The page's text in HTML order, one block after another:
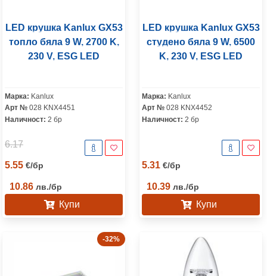
LED крушка Kanlux GX53
топло бяла 9 W, 2700 K,
230 V, ESG LED
Марка: Kanlux
Арт № 028 KNX4451
Наличност: 2 бр
6.17
5.55 €/бр
10.86 лв./бр
Купи
LED крушка Kanlux GX53
студено бяла 9 W, 6500
K, 230 V, ESG LED
Марка: Kanlux
Арт № 028 KNX4452
Наличност: 2 бр
5.31 €/бр
10.39 лв./бр
Купи
-32%